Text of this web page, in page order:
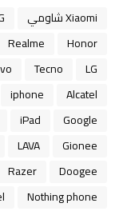
Xiaomi شاومي
Honor
Realme
LG
Tecno
Alcatel
iphone
Google
iPad
Gionee
LAVA
Doogee
Razer
Nothing phone